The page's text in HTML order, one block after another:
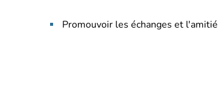
Promouvoir les échanges et